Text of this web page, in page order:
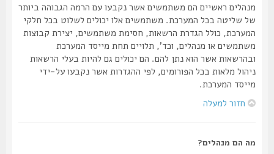
מנהלים ראשיים הם משתמשים אשר נקבעו עם הרמה הגבוהה ביותר
של שליטה בכל המערכת. משתמשים אלו יכולים לשלוט בכל חלקי
המערכת, כולל הגדרת הרשאות, חסימת משתמשים, יצירת קבוצות
משתמשים או מנהלים, וכד', תלויים תחת מייסד המערכת
ובהרשאות אשר הוא נתן להם. הם יכולים גם להיות בעלי הרשאות
ניהול מלאות בכל הפורומים, לפי ההגדרות אשר נקבעו על-ידי
מייסד המערכת.
חזור למעלה
מה הם מנהלים?